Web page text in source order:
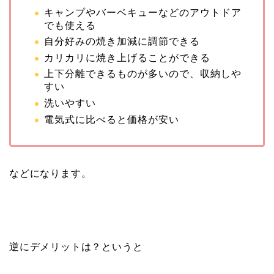
キャンプやバーベキューなどのアウトドア
でも使える
自分好みの焼き加減に調節できる
カリカリに焼き上げることができる
上下分離できるものが多いので、収納しや
すい
洗いやすい
電気式に比べると価格が安い
などになります。
逆にデメリットは？というと